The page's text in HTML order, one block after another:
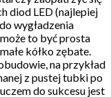
diod LED (najlepiej
wygładzenia
to być prosta
kółko zębate.
na przykład
z pustej tubki po
do sukcesu jest